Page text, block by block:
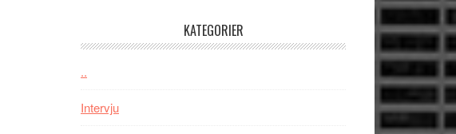
kan
KATEGORIER
..
Intervju